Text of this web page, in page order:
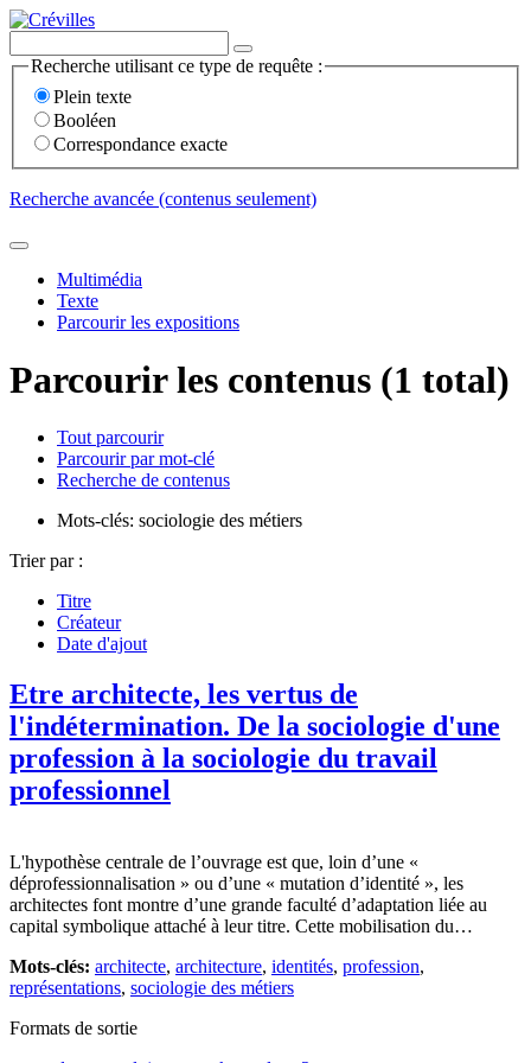
Recherche utilisant ce type de requête :
Plein texte
Booléen
Correspondance exacte
Recherche avancée (contenus seulement)
Multimédia
Texte
Parcourir les expositions
Parcourir les contenus (1 total)
Tout parcourir
Parcourir par mot-clé
Recherche de contenus
Mots-clés: sociologie des métiers
Trier par :
Titre
Créateur
Date d'ajout
Etre architecte, les vertus de
l'indétermination. De la sociologie d'une
profession à la sociologie du travail
professionnel
L'hypothèse centrale de l’ouvrage est que, loin d’une «
déprofessionnalisation » ou d’une « mutation d’identité », les
architectes font montre d’une grande faculté d’adaptation liée au
capital symbolique attaché à leur titre. Cette mobilisation du…
Mots-clés: architecte, architecture, identités, profession,
représentations, sociologie des métiers
Formats de sortie